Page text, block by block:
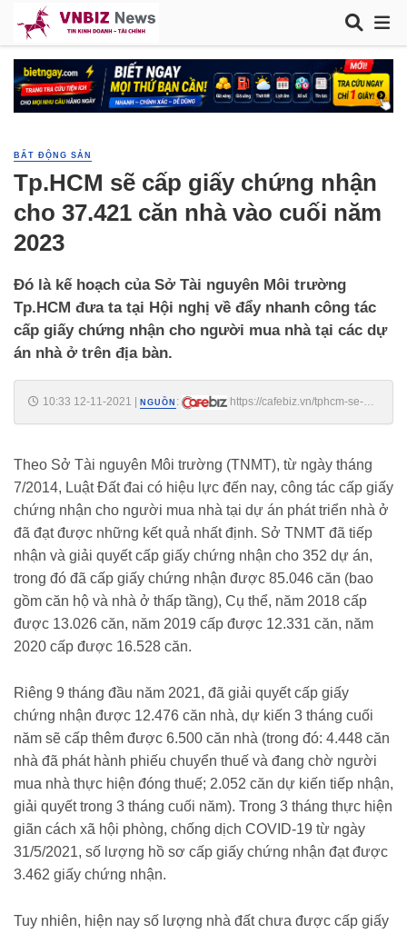
BẤT ĐỘNG SẢN
Tp.HCM sẽ cấp giấy chứng nhận
cho 37.421 căn nhà vào cuối năm
2023
Đó là kế hoạch của Sở Tài nguyên Môi trường
Tp.HCM đưa ta tại Hội nghị về đẩy nhanh công tác
cấp giấy chứng nhận cho người mua nhà tại các dự
án nhà ở trên địa bàn.
10:33 12-11-2021 NGUỒN :
https://cafebiz.vn/tphcm-se-
Theo Sở Tài nguyên Môi trường (TNMT), từ ngày tháng
7/2014, Luật Đất đai có hiệu lực đến nay, công tác cấp giấy
chứng nhận cho người mua nhà tại dự án phát triển nhà ở
đã đạt được những kết quả nhất định. Sở TNMT đã tiếp
nhận và giải quyết cấp giấy chứng nhận cho 352 dự án,
trong đó đã cấp giấy chứng nhận được 85.046 căn (bao
gồm căn hộ và nhà ở thấp tầng), Cụ thể, năm 2018 cấp
được 13.026 căn, năm 2019 cấp được 12.331 căn, năm
2020 cấp được 16.528 căn.
Riêng 9 tháng đầu năm 2021, đã giải quyết cấp giấy
chứng nhận được 12.476 căn nhà, dự kiến 3 tháng cuối
năm sẽ cấp thêm được 6.500 căn nhà (trong đó: 4.448 căn
nhà đã phát hành phiếu chuyển thuế và đang chờ người
mua nhà thực hiện đóng thuế; 2.052 căn dự kiến tiếp nhận,
giải quyết trong 3 tháng cuối năm). Trong 3 tháng thực hiện
giãn cách xã hội phòng, chống dịch COVID-19 từ ngày
31/5/2021, số lượng hồ sơ cấp giấy chứng nhận đạt được
3.462 giấy chứng nhận.
Tuy nhiên, hiện nay số lượng nhà đất chưa được cấp giấy